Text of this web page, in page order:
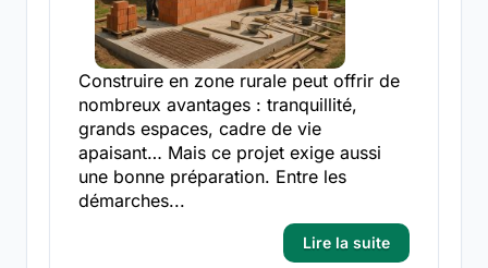
Construire en zone rurale peut offrir de
nombreux avantages : tranquillité,
grands espaces, cadre de vie
apaisant… Mais ce projet exige aussi
une bonne préparation. Entre les
démarches...
Lire la suite